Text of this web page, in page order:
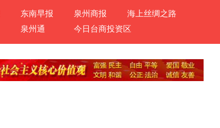
东南早报 泉州商报
海上丝绸之路
泉州通 今日台商投资区